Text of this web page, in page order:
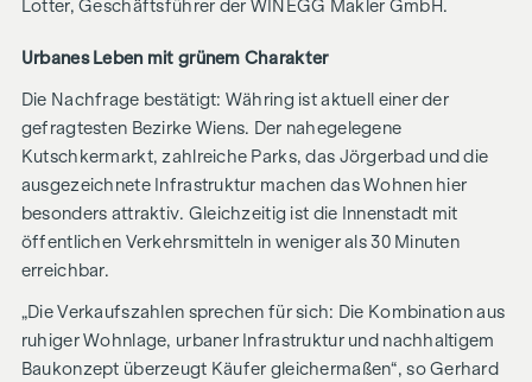
Lotter, Geschäftsführer der WINEGG Makler GmbH.
Urbanes Leben mit grünem Charakter
Die Nachfrage bestätigt: Währing ist aktuell einer der
gefragtesten Bezirke Wiens. Der nahegelegene
Kutschkermarkt, zahlreiche Parks, das Jörgerbad und die
ausgezeichnete Infrastruktur machen das Wohnen hier
besonders attraktiv. Gleichzeitig ist die Innenstadt mit
öffentlichen Verkehrsmitteln in weniger als 30 Minuten
erreichbar.
„Die Verkaufszahlen sprechen für sich: Die Kombination aus
ruhiger Wohnlage, urbaner Infrastruktur und nachhaltigem
Baukonzept überzeugt Käufer gleichermaßen“, so Gerhard